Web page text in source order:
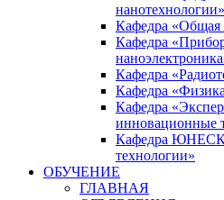
нанотехнологии»
Кафедра «Общая
Кафедра
Кафедра
Кафедра
Кафедра
инновационные
Кафедра
технологии»
ОБУЧЕНИЕ
ГЛАВНАЯ